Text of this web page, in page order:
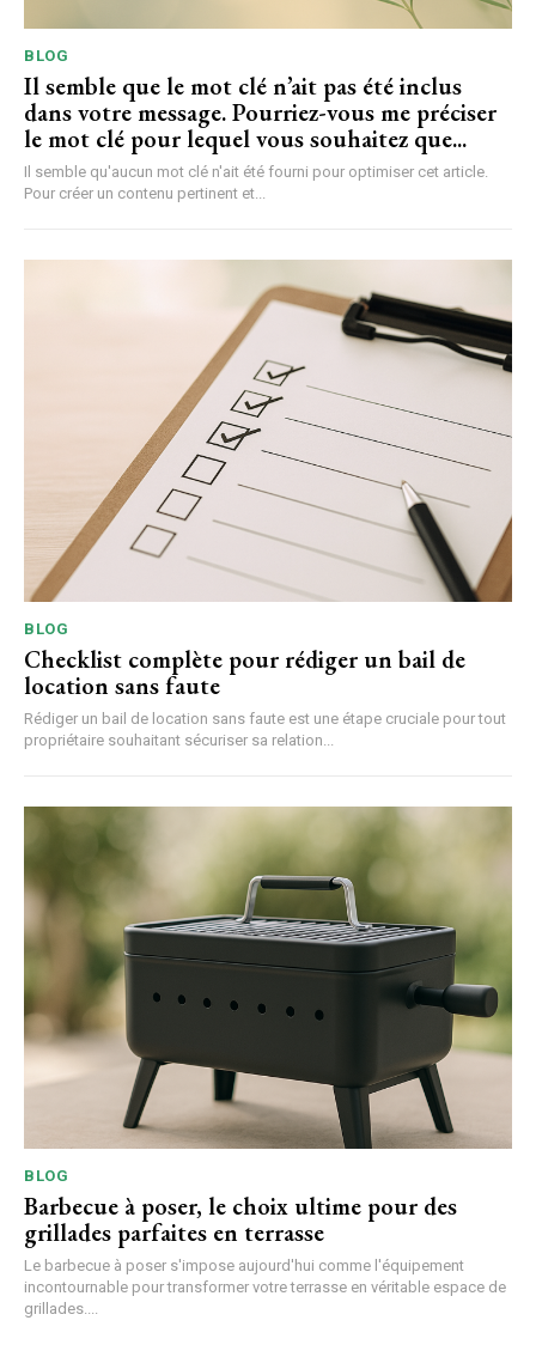
BLOG
Il semble que le mot clé n’ait pas été inclus
dans votre message. Pourriez-vous me préciser
le mot clé pour lequel vous souhaitez que...
Il semble qu'aucun mot clé n'ait été fourni pour optimiser cet article.
Pour créer un contenu pertinent et...
BLOG
Checklist complète pour rédiger un bail de
location sans faute
Rédiger un bail de location sans faute est une étape cruciale pour tout
propriétaire souhaitant sécuriser sa relation...
BLOG
Barbecue à poser, le choix ultime pour des
grillades parfaites en terrasse
Le barbecue à poser s'impose aujourd'hui comme l'équipement
incontournable pour transformer votre terrasse en véritable espace de
grillades....